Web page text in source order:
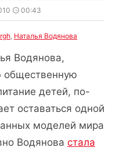
00:43
, Наталья Водянова
Водянова,
общественную
детей, по-
оставаться одной
моделей мира
Водянова стала